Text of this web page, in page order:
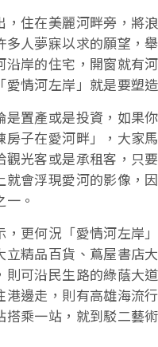
，住在美麗河畔旁，將
多人夢寐以求的願望，
沿岸的住宅，開窗就有
愛情河左岸」就是要塑
是置產或是投資，如果
房子在愛河畔」，大家
觀光客或是承租客，只
就會浮現愛河的影像，
。
，更何況「愛情河左岸
立精品百貨、蔦屋書店
則可沿民生路的綠蔭大
港邊走，則有高雄海流
搭乘一站，就到駁二藝